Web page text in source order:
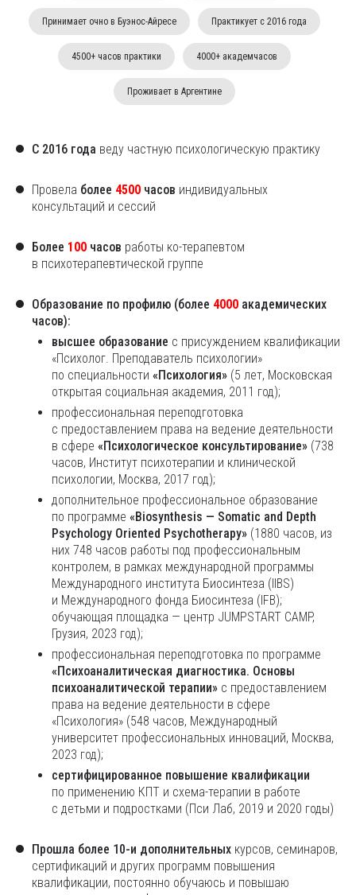
Принимает очно в Буэнос-Айресе Практикует с 2016 года
4500+ часов практики 4000+ академчасов
Проживает в Аргентине
С 2016 года веду частную психологическую практику
Провела более 4500 часов индивидуальных
консультаций и сессий
Более 100 часов работы ко-терапевтом
в психотерапевтической группе
Образование по профилю (более 4000 академических
часов):
высшее образование с присуждением квалификации
«Психолог. Преподаватель психологии»
по специальности «Психология» (5 лет, Московская
открытая социальная академия, 2011 год);
профессиональная переподготовка
с предоставлением права на ведение деятельности
в сфере «Психологическое консультирование» (738
часов, Институт психотерапии и клинической
психологии, Москва, 2017 год);
дополнительное профессиональное образование
по программе «Biosynthesis — Somatic and Depth
Psychology Oriented Psychotherapy» (1880 часов, из
них 748 часов работы под профессиональным
контролем, в рамках международной программы
Международного института Биосинтеза (IIBS)
и Международного фонда Биосинтеза (IFB);
обучающая площадка — центр JUMPSTART CAMP,
Грузия, 2023 год);
профессиональная переподготовка по программе
«Психоаналитическая диагностика. Основы
психоаналитической терапии» с предоставлением
права на ведение деятельности в сфере
«Психология» (548 часов, Международный
университет профессиональных инноваций, Москва,
2023 год);
сертифицированное повышение квалификации
по применению КПТ и схема-терапии в работе
с детьми и подростками (Пси Лаб, 2019 и 2020 годы)
Прошла более 10-и дополнительных курсов, семинаров,
сертификаций и других программ повышения
квалификации, постоянно обучаюсь и повышаю